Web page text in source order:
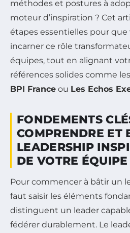
méthodes et postures à
moteur d’inspiration ? Cet
étapes essentielles pour que
incarner ce rôle
équipes, tout en alignant
références solides comme
BPI France ou Les Echos
FONDEMENTS
COMPRENDRE ET
LEADERSHIP
DE VOTRE ÉQUIPE
Pour commencer à bâtir un
faut saisir les éléments
distinguent un leader
fédérer durablement. Le